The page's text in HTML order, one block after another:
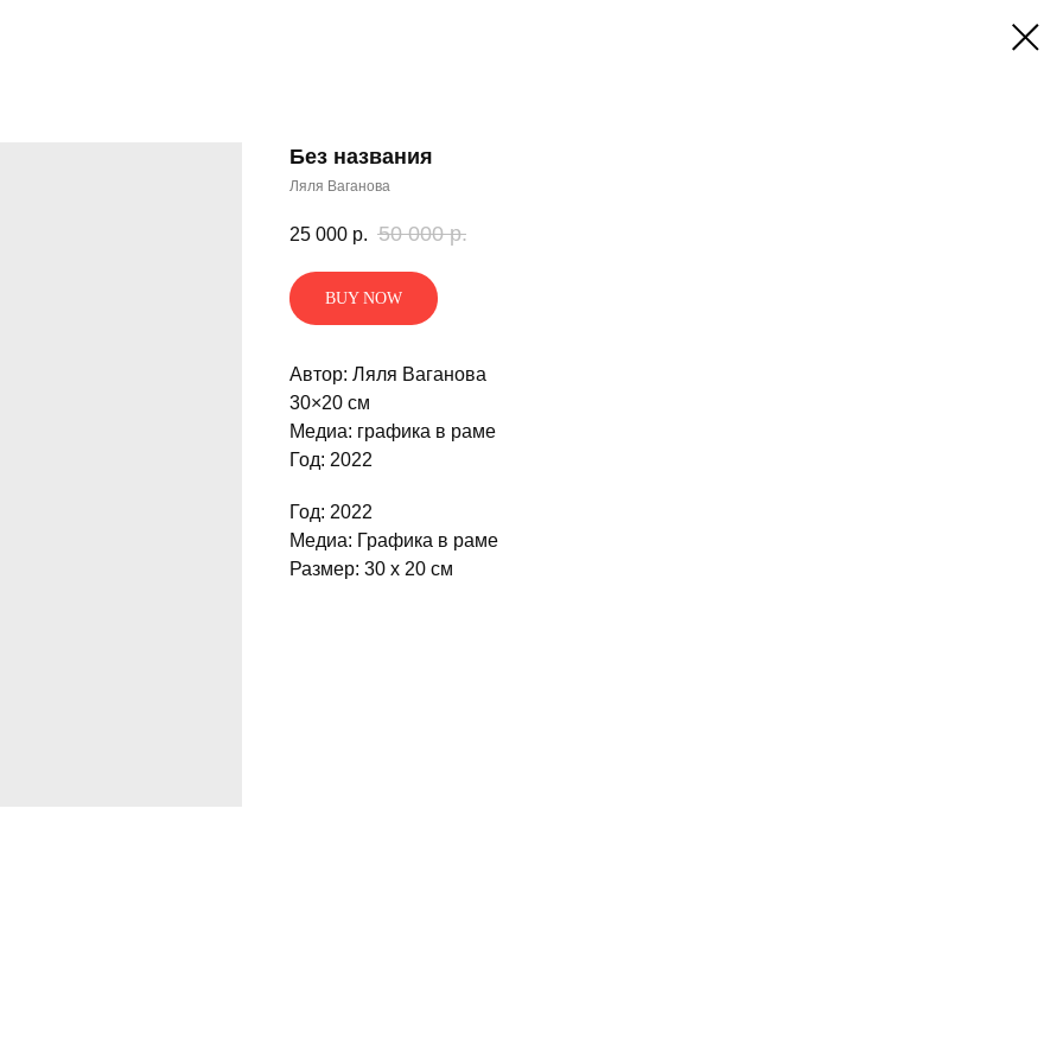
Без названия
Ляля Ваганова
25 000 р. 50 000 р.
BUY NOW
Автор: Ляля Ваганова
30×20 см
Медиа: графика в раме
Год: 2022
Год: 2022
Медиа: Графика в раме
Размер: 30 x 20 см